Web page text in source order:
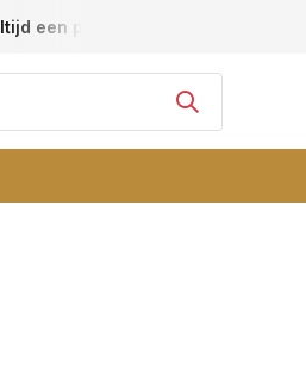
klantbeoordeling 9+